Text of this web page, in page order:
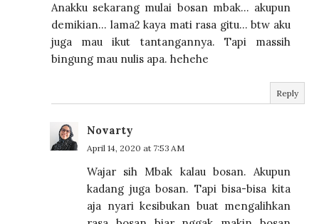
Anakku sekarang mulai bosan mbak... akupun
demikian... lama2 kaya mati rasa gitu... btw aku
juga mau ikut tantangannya. Tapi massih
bingung mau nulis apa. hehehe
Reply
Novarty
April 14, 2020 at 7:53 AM
Wajar sih Mbak kalau bosan. Akupun
kadang juga bosan. Tapi bisa-bisa kita
aja nyari kesibukan buat mengalihkan